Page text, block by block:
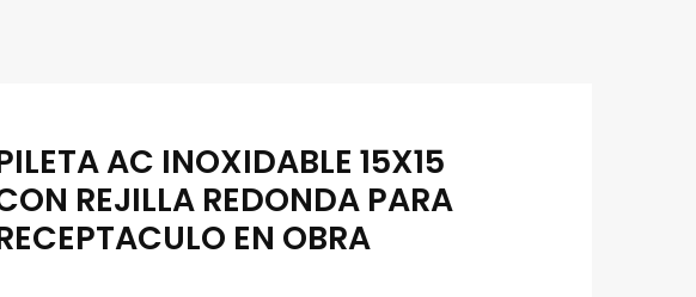
AC INOXIDABLE 15X15
REJILLA REDONDA PARA
EN OBRA